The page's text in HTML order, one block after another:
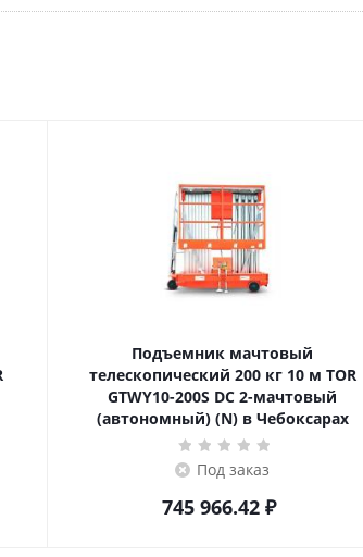
Подъемник мачтовый
телескопический 200 кг 10 м TOR
GTWY10-200S DC 2-мачтовый
(автономный) (N) в Чебоксарах
Под заказ
745 966.42₽